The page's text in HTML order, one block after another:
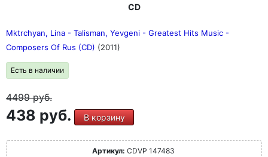
CD
Mktrchyan, Lina - Talisman, Yevgeni - Greatest Hits Music -
Composers Of Rus (CD) (2011)
Есть в наличии
4499руб.
438 руб. В корзину
Артикул: CDVP 147483